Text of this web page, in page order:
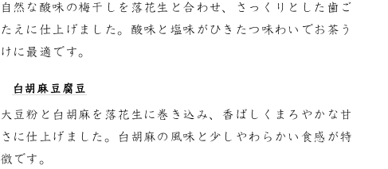
自然な酸味の梅干しを落花生と合わせ、さっくりとした歯ご
たえに仕上げました。酸味と塩味がひきたつ味わいでお茶う
けに最適です。
白胡麻豆腐豆
大豆粉と白胡麻を落花生に巻き込み、香ばしくまろやかな甘
さに仕上げました。白胡麻の風味と少しやわらかい食感が特
徴です。